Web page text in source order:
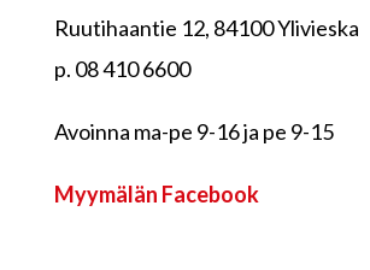
Ruutihaantie 12, 84100 Ylivieska
p. 08 410 6600
Avoinna ma-pe 9-16 ja pe 9-15
Myymälän Facebook